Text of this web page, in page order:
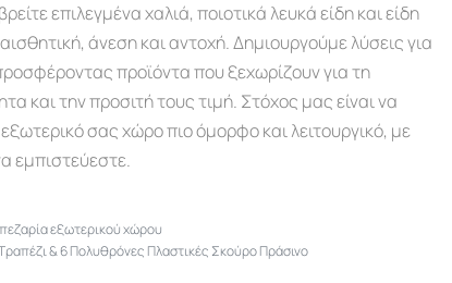
επιλεγμένα χαλιά, ποιοτικά λευκά είδη και είδη
άνεση και αντοχή. Δημιουργούμε λύσεις για
προϊόντα που ξεχωρίζουν για τη
και την προσιτή τους τιμή. Στόχος μας είναι να
σας χώρο πιο όμορφο και λειτουργικό, με
εμπιστεύεστε.
εξωτερικού χώρου
& 6 Πολυθρόνες Πλαστικές Σκούρο Πράσινο